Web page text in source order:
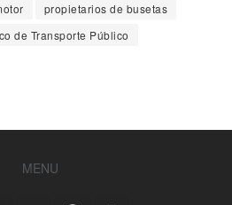
propietarios de busetas
de Transporte Público